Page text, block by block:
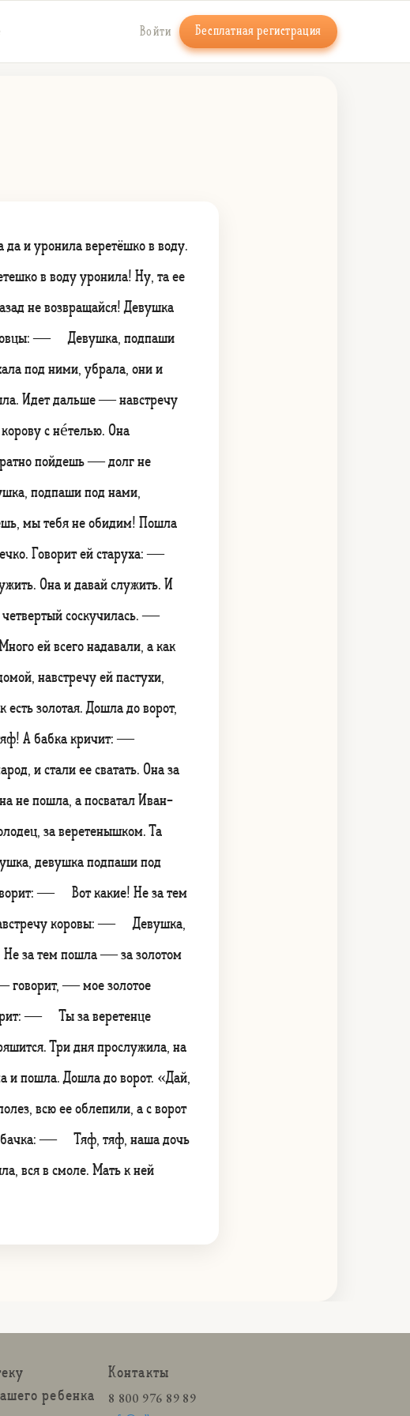
Войти Бесплатная регистрация
и уронила веретёшко в воду.
в воду уронила! Ну, та ее
не возвращайся! Девушка
овцы: — Девушка, подпаши
под ними, убрала, они и
Идет дальше — навстречу
с нéтелью. Она
пойдешь — долг не
подпаши под нами,
мы тебя не обидим! Пошла
Говорит ей старуха: —
Она и давай служить. И
четвертый соскучилась. —
ей всего надавали, а как
навстречу ей пастухи,
золотая. Дошла до ворот,
А бабка кричит: —
и стали ее сватать. Она за
не пошла, а посватал Иван-
за веретенышком. Та
девушка подпаши под
— Вот какие! Не за тем
коровы: — Девушка,
за тем пошла — за золотом
— мое золотое
— Ты за веретенце
Три дня прослужила, на
и пошла. Дошла до ворот. «Дай,
всю ее облепили, а с ворот
— Тяф, тяф, наша дочь
вся в смоле. Мать к ней
ребенка
Контакты
8 800 976 89 89